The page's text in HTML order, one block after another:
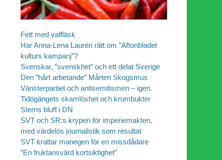
Fett med valfläsk
Har Anna-Lena Laurén rätt om ”Aftonbladet
kulturs kampanj”?
Svenskar, ”svenskhet” och ett delat Sverige
Den ”hårt arbetande” Mårten Skogsmus
Vänsterpartiet och antisemitismen – igen.
Tidögängets skamlöshet och krumbukter
Sterns bluff i DN
SVT och SR:s kryperi för imperiemakten,
med värdelös journalistik som resultat
SVT krattar manegen för en missdådare
”En fruktansvärd kortsiktighet”